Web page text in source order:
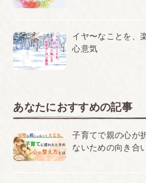
イヤ〜なことを、
心意気
あなたにおすすめの記事
子育てで親の心が
ないための向き合